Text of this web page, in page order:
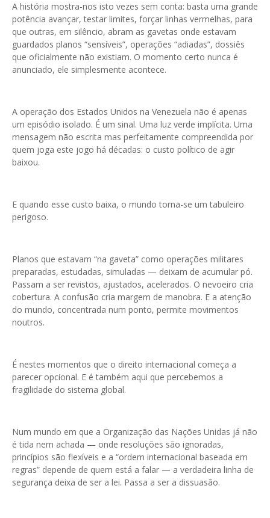
A história mostra-nos isto vezes sem conta: basta uma grande
potência avançar, testar limites, forçar linhas vermelhas, para
que outras, em silêncio, abram as gavetas onde estavam
guardados planos “sensíveis”, operações “adiadas”, dossiês
que oficialmente não existiam. O momento certo nunca é
anunciado, ele simplesmente acontece.
A operação dos Estados Unidos na Venezuela não é apenas
um episódio isolado. É um sinal. Uma luz verde implícita. Uma
mensagem não escrita mas perfeitamente compreendida por
quem joga este jogo há décadas: o custo político de agir
baixou.
E quando esse custo baixa, o mundo torna-se um tabuleiro
perigoso.
Planos que estavam “na gaveta” como operações militares
preparadas, estudadas, simuladas — deixam de acumular pó.
Passam a ser revistos, ajustados, acelerados. O nevoeiro cria
cobertura. A confusão cria margem de manobra. E a atenção
do mundo, concentrada num ponto, permite movimentos
noutros.
É nestes momentos que o direito internacional começa a
parecer opcional. E é também aqui que percebemos a
fragilidade do sistema global.
Num mundo em que a Organização das Nações Unidas já não
é tida nem achada — onde resoluções são ignoradas,
princípios são flexíveis e a “ordem internacional baseada em
regras” depende de quem está a falar — a verdadeira linha de
segurança deixa de ser a lei. Passa a ser a dissuasão.